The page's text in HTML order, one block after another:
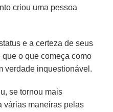
criou uma pessoa
e a certeza de seus
o que começa como
verdade inquestionável.
se tornou mais
várias maneiras pelas